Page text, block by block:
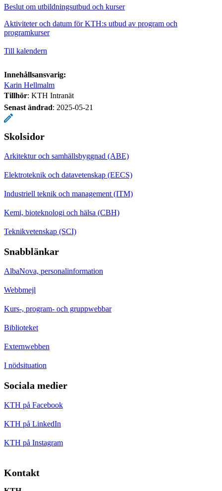
Beslut om utbildningsutbud och kurser
Aktiviteter och datum för KTH:s utbud av program och
programkurser
Till kalendern
Innehållsansvarig:
Karin Hellmalm
Tillhör: KTH Intranät
Senast ändrad: 2025-05-21
Skolsidor
Arkitektur och samhällsbyggnad (ABE)
Elektroteknik och datavetenskap (EECS)
Industriell teknik och management (ITM)
Kemi, bioteknologi och hälsa (CBH)
Teknikvetenskap (SCI)
Snabblänkar
AlbaNova, personalinformation
Webbmejl
Kurs-, program- och gruppwebbar
Biblioteket
Externwebben
I nödsituation
Sociala medier
KTH på Facebook
KTH på LinkedIn
KTH på Instagram
Kontakt